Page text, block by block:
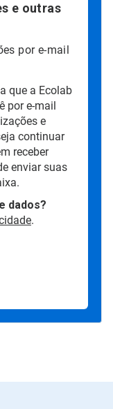
e outras
por e-mail
que a Ecolab
por e-mail
e
continuar
receber
enviar suas
dados?
.